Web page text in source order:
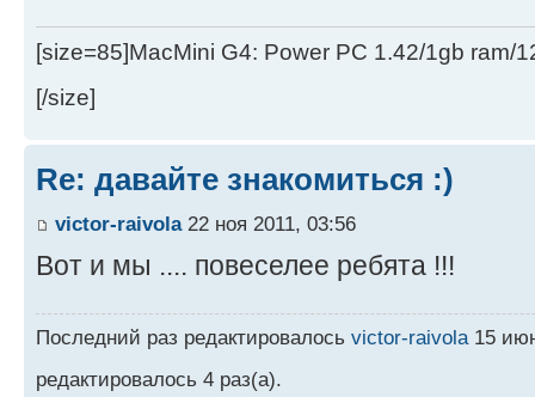
[size=85]MacMini G4: Power PC 1.42/1gb ram/
[/size]
Re: давайте знакомиться :)
victor-raivola22 ноя 2011, 03:56
Вот и мы .... повеселее ребята !!!
Последний раз редактировалось victor-raivola15
редактировалось 4 раз(а).